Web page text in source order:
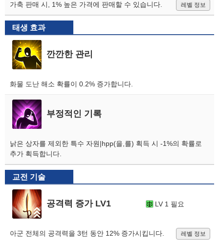
가축 판매 시, 1% 높은 가격에 판매할 수 있습니다. 레벨 정보
태생 효과
깐깐한 관리
화물 도난 해소 확률이 0.2% 증가합니다.
부정적인 기록
낡은 상자를 제외한 특수 자원|hpp(을,를) 획득 시 -1%의 확률로
추가 획득합니다.
교전 기술
공격력 증가 LV1 LV 1 필요
아군 전체의 공격력을 3턴 동안 12% 증가시킵니다. 레벨 정보